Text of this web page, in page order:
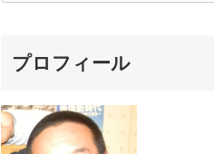
プロフィール